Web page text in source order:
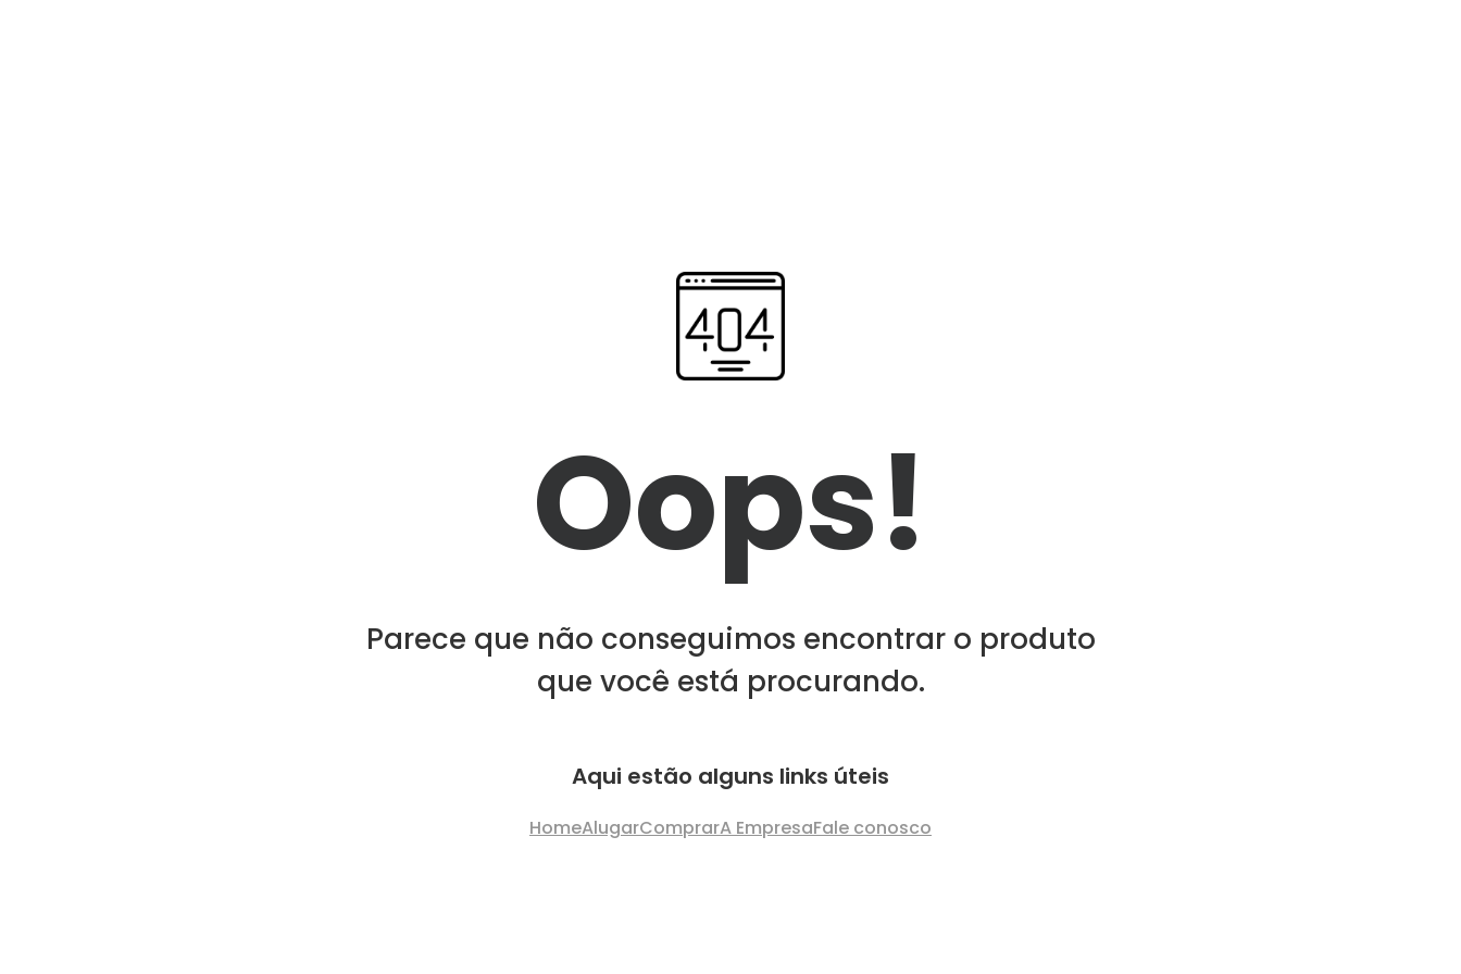
Oops!
Parece que não conseguimos encontrar o produto
que você está procurando.
Aqui estão alguns links úteis
HomeAlugarComprarA EmpresaFale conosco